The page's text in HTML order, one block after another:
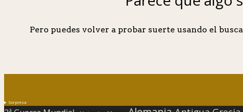
Pero puedes volver a probar suerte usando el
Sorpresa